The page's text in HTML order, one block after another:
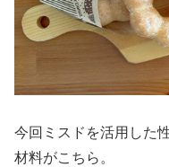
今回ミスドを活用した
材料がこちら。